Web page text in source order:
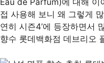
Eau de Parfum)에 대해 이
접 사용해 보니 왜 그렇게
연히 시즌4’에 등장하면서
향수 롯데백화점 데브리오